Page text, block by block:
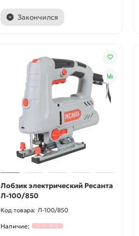
Закончился
Лобзик электрический Ресанта
Л-100/850
Л-100/850